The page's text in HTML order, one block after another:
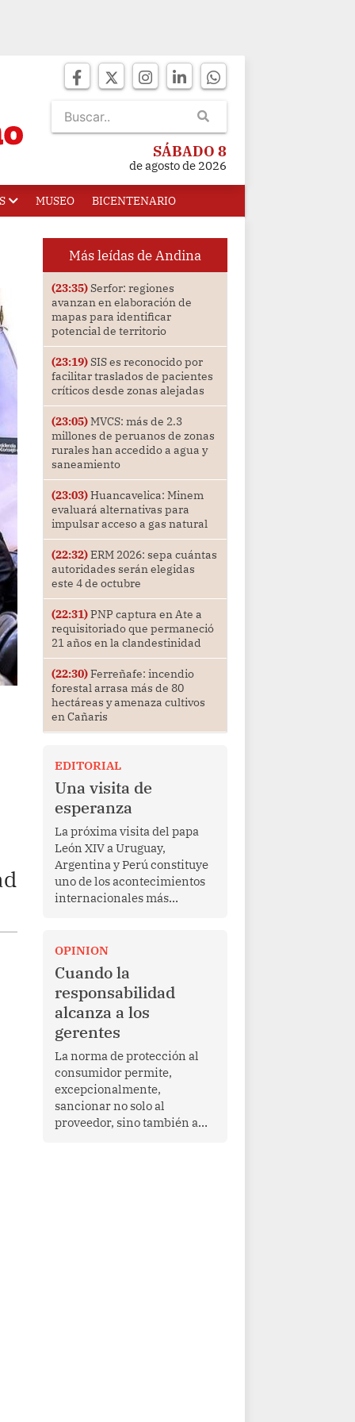
SÁBADO 8
de agosto de 2026
MUSEO BICENTENARIO
Más leídas de Andina
(23:35)Serfor: regiones
avanzan en elaboración de
mapas para identificar
potencial de territorio
(23:19)SIS es reconocido por
facilitar traslados de pacientes
críticos desde zonas alejadas
(23:05)MVCS: más de 2.3
millones de peruanos de zonas
rurales han accedido a agua y
saneamiento
(23:03)Huancavelica: Minem
evaluará alternativas para
impulsar acceso a gas natural
(22:32)ERM 2026: sepa cuántas
autoridades serán elegidas
este 4 de octubre
(22:31)PNP captura en Ate a
requisitoriado que permaneció
21 años en la clandestinidad
(22:30)Ferreñafe: incendio
forestal arrasa más de 80
hectáreas y amenaza cultivos
en Cañaris
EDITORIAL
Una visita de
esperanza
La próxima visita del papa
León XIV a Uruguay,
Argentina y Perú constituye
uno de los acontecimientos
internacionales más
Más allá de su dimensión
religiosa, esta gira
representa una oportunidad
para reafirmar el valor del
diálogo, fortalecer los
vínculos entre los pueblos y
proyectar una imagen de
cooperación en una región
que enfrenta desafíos en
materia de desarrollo,
cohesión social y
gobernabilidad.
OPINION
Cuando la
responsabilidad
alcanza a los
gerentes
La norma de protección al
consumidor permite,
excepcionalmente,
sancionar no solo al
proveedor, sino también a